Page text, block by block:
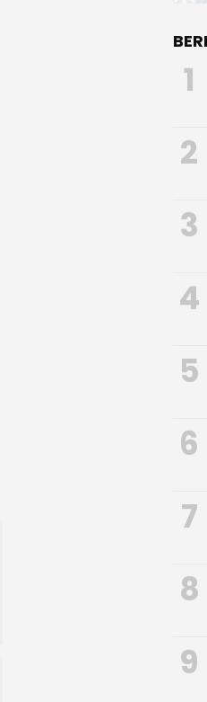
1
2
3
4
5
6
7
8
9